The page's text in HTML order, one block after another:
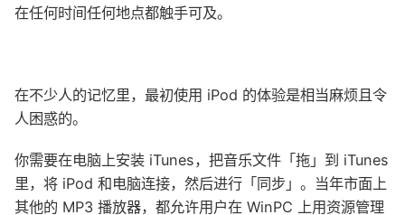
在任何时间任何地点都触手可及。
在不少人的记忆里，最初使用 iPod 的体验是相当麻烦且令
人困惑的。
你需要在电脑上安装 iTunes，把音乐文件「拖」到 iTunes
里，将 iPod 和电脑连接，然后进行「同步」。当年市面上
其他的 MP3 播放器，都允许用户在 WinPC 上用资源管理